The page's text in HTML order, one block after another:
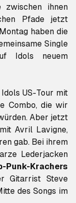
zwischen ihnen
Pfade jetzt
haben die
Idols neuem
US-Tour mit
Combo, die wir
Aber jetzt
Avril Lavigne,
gab. Bei ihrem
Lederjacken
Punk-Krachers
Gitarrist Steve
des Songs im